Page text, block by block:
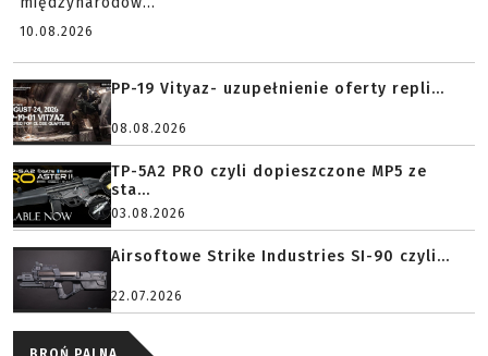
10.08.2026
PP-19 Vityaz- uzupełnienie oferty repli...
08.08.2026
TP-5A2 PRO czyli dopieszczone MP5 ze
sta...
03.08.2026
Airsoftowe Strike Industries SI-90 czyli...
22.07.2026